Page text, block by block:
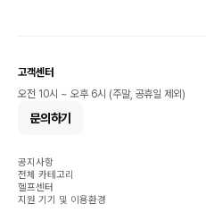
고객센터
오전 10시 ~ 오후 6시 (주말, 공휴일 제외)
문의하기
공지사항
전체 카테고리
헬프센터
지원 기기 및 이용환경